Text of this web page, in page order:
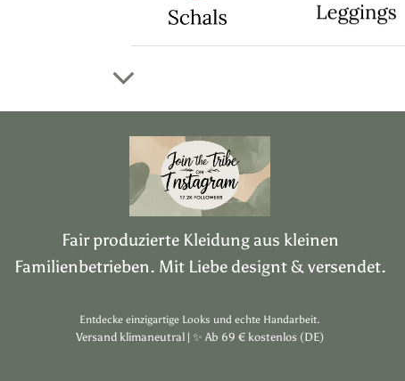
Fair produzierte Kleidung aus kleinen
Familienbetrieben. Mit Liebe designt & versendet.
Entdecke einzigartige Looks und echte Handarbeit.
Versand klimaneutral | ✨ Ab 69 € kostenlos (DE)